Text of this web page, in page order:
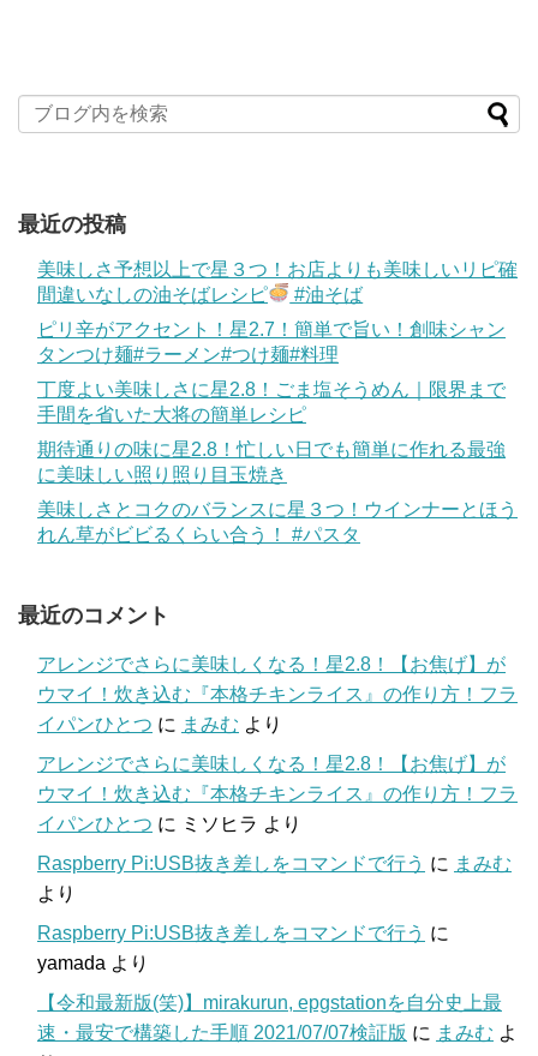
最近の投稿
美味しさ予想以上で星３つ！お店よりも美味しいリピ確
間違いなしの油そばレシピ
#油そば
ピリ辛がアクセント！星2.7！簡単で旨い！創味シャン
タンつけ麺#ラーメン#つけ麺#料理
丁度よい美味しさに星2.8！ごま塩そうめん｜限界まで
手間を省いた大将の簡単レシピ
期待通りの味に星2.8！忙しい日でも簡単に作れる最強
に美味しい照り照り目玉焼き
美味しさとコクのバランスに星３つ！ウインナーとほう
れん草がビビるくらい合う！ #パスタ
最近のコメント
アレンジでさらに美味しくなる！星2.8！【お焦げ】が
ウマイ！炊き込む『本格チキンライス』の作り方！フラ
イパンひとつ に まみむ より
アレンジでさらに美味しくなる！星2.8！【お焦げ】が
ウマイ！炊き込む『本格チキンライス』の作り方！フラ
イパンひとつ に ミソヒラ より
Raspberry Pi:USB抜き差しをコマンドで行う に まみむ
より
Raspberry Pi:USB抜き差しをコマンドで行う に
yamada より
【令和最新版(笑)】mirakurun, epgstationを自分史上最
速・最安で構築した手順 2021/07/07検証版 に まみむ よ